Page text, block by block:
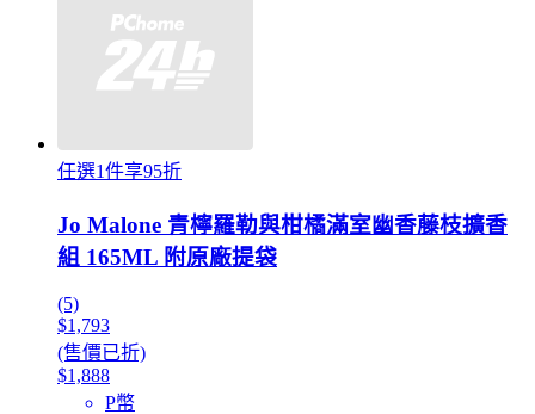
任選1件享95折
Jo Malone 青檸羅勒與柑橘滿室幽香藤枝擴香
組 165ML 附原廠提袋
(5)
$1,793
(售價已折)
$1,888
P幣